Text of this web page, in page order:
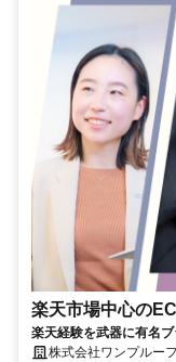
楽天市場中心の
楽天経験を武器に有名
株式会社ワンプルーフ